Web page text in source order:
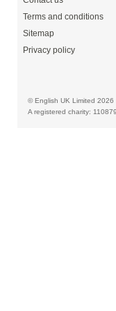
Terms and conditions
Sitemap
Privacy policy
© English UK Limited 2026
A registered charity: